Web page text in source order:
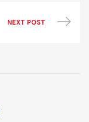
NEXT POST